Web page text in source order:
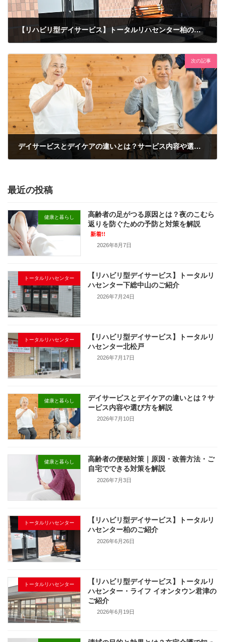
【リハビリ型デイサービス】トータルリハセンター柏のご紹介
次の記事
デイサービスとデイケアの違いとは？サービス内容や選び方を解説
最近の投稿
健康と暮らし
高齢者の足がつる原因とは？夜のこむら
返りを防ぐための予防と対策を解説
新着!!
2026年8月7日
トータルリハセンター
【リハビリ型デイサービス】トータルリ
ハセンター下総中山のご紹介
2026年7月24日
トータルリハセンター
【リハビリ型デイサービス】トータルリ
ハセンター北松戸
2026年7月17日
健康と暮らし
デイサービスとデイケアの違いとは？サ
ービス内容や選び方を解説
2026年7月10日
健康と暮らし
高齢者の便秘対策｜原因・改善方法・ご
自宅でできる対策を解説
2026年7月3日
トータルリハセンター
【リハビリ型デイサービス】トータルリ
ハセンター柏のご紹介
2026年6月26日
トータルリハセンター
【リハビリ型デイサービス】トータルリ
ハセンター・ライフ イオンタウン君津の
ご紹介
2026年6月19日